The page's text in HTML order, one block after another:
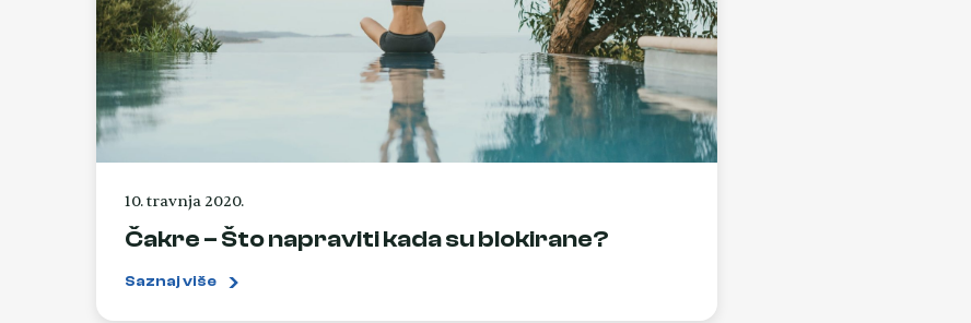
10. travnja 2020.
Čakre – Što napraviti kada su blokirane?
Saznaj više